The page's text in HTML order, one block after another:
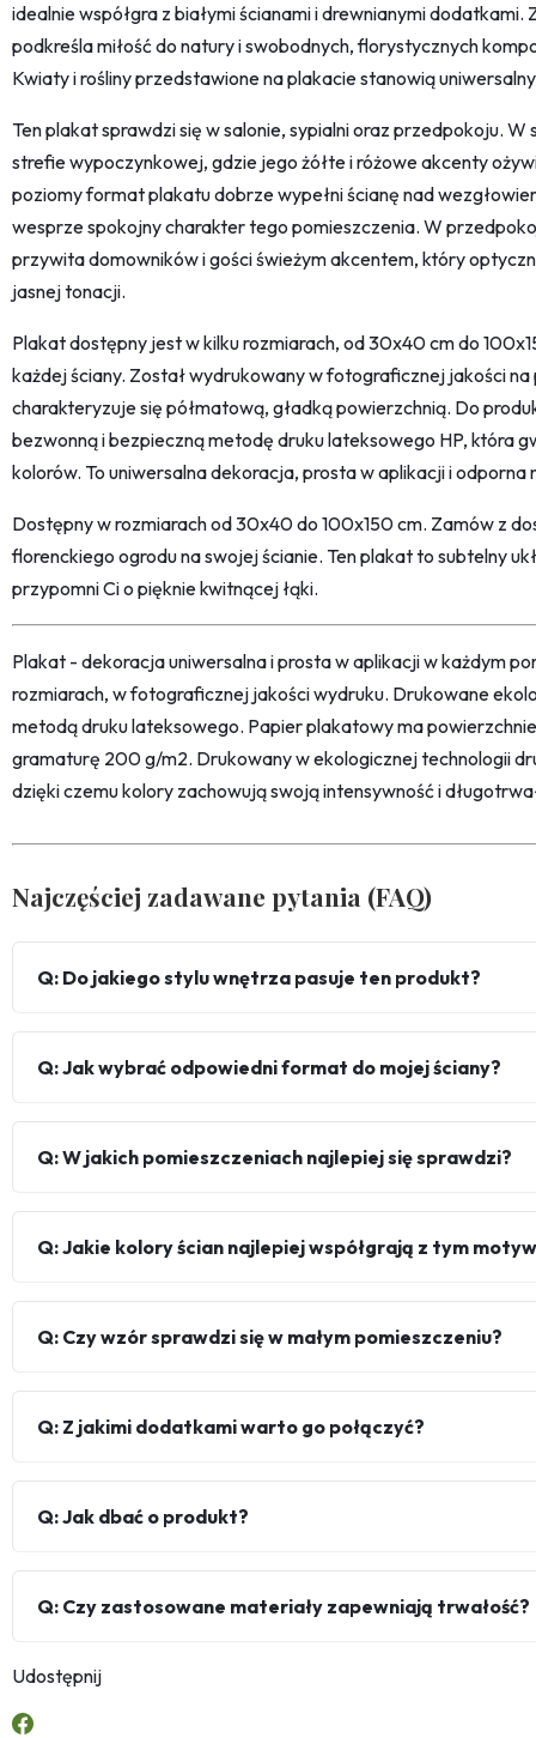
idealnie współgra z białymi ścianami i drewnianymi
podkreśla miłość do natury i swobodnych, florystycznych
Kwiaty i rośliny przedstawione na plakacie stanowią
Ten plakat sprawdzi się w salonie, sypialni oraz przedpokoju.
strefie wypoczynkowej, gdzie jego żółte i różowe akcenty
poziomy format plakatu dobrze wypełni ścianę nad
wesprze spokojny charakter tego pomieszczenia. W
przywita domowników i gości świeżym akcentem, który
jasnej tonacji.
Plakat dostępny jest w kilku rozmiarach, od 30x40 cm do
każdej ściany. Został wydrukowany w fotograficznej jakości
charakteryzuje się półmatową, gładką powierzchnią. Do
bezwonną i bezpieczną metodę druku lateksowego HP, która
kolorów. To uniwersalna dekoracja, prosta w aplikacji i odporna
Dostępny w rozmiarach od 30x40 do 100x150 cm. Zamów z
florenckiego ogrodu na swojej ścianie. Ten plakat to subtelny
przypomni Ci o pięknie kwitnącej łąki.
Plakat - dekoracja uniwersalna i prosta w aplikacji w każdym
rozmiarach, w fotograficznej jakości wydruku. Drukowane
metodą druku lateksowego. Papier plakatowy ma
gramaturę 200 g/m2. Drukowany w ekologicznej technologii
dzięki czemu kolory zachowują swoją intensywność i
Najczęściej zadawane pytania (FAQ)
Q: Do jakiego stylu wnętrza pasuje ten produkt?
Q: Jak wybrać odpowiedni format do mojej ściany?
Q: W jakich pomieszczeniach najlepiej się sprawdzi?
Q: Jakie kolory ścian najlepiej współgrają z tym
Q: Czy wzór sprawdzi się w małym pomieszczeniu?
Q: Z jakimi dodatkami warto go połączyć?
Q: Jak dbać o produkt?
Q: Czy zastosowane materiały zapewniają trwałość?
Udostępnij